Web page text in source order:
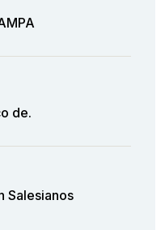
de.
Salesianos